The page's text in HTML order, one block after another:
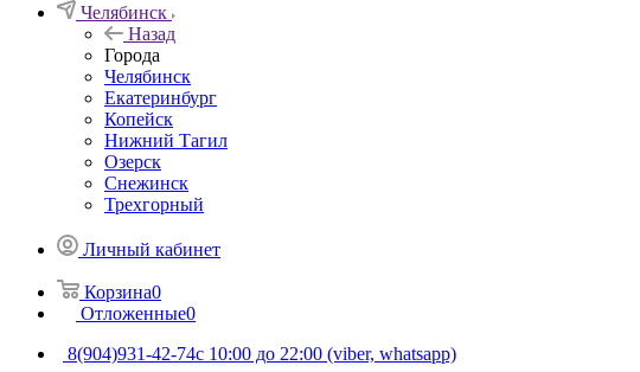
Челябинск
Назад
Города
Челябинск
Екатеринбург
Копейск
Нижний Тагил
Озерск
Снежинск
Трехгорный
Личный кабинет
Корзина0
Отложенные0
8(904)931-42-74с 10:00 до 22:00 (viber, whatsapp)